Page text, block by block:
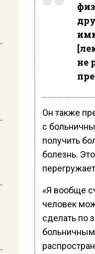
не
Он также
с
получить
болезнь.
«Я вообще
человек
сделать по